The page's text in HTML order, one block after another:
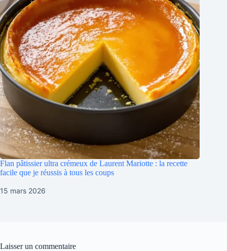
Flan pâtissier ultra crémeux de Laurent Mariotte : la recette
facile que je réussis à tous les coups
15 mars 2026
Laisser un commentaire